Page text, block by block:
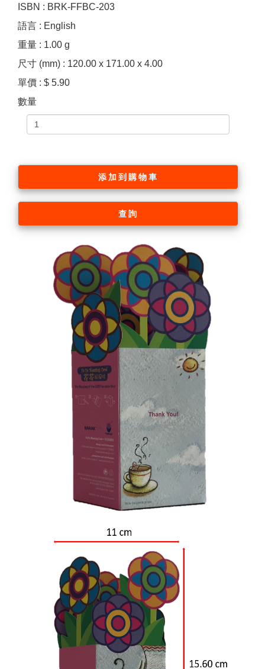
ISBN : BRK-FFBC-203
語言 : English
重量 : 1.00 g
尺寸 (mm) : 120.00 x 171.00 x 4.00
單價 : $ 5.90
數量
添加到購物車
查詢